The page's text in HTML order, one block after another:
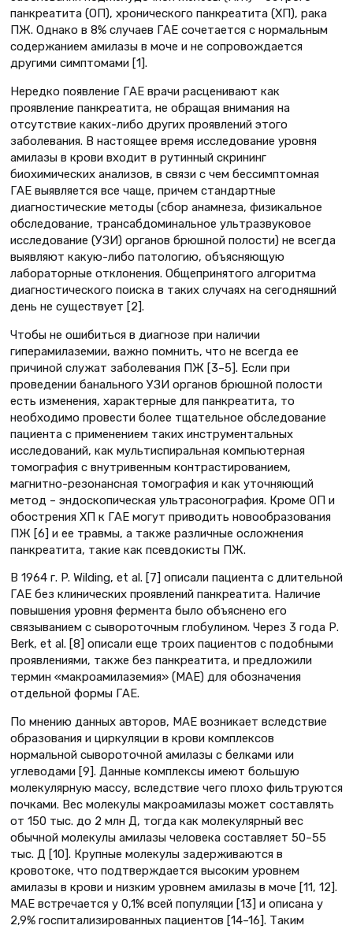
панкреатита (ОП), хронического панкреатита (ХП), рака
ПЖ. Однако в 8% случаев ГАЕ сочетается с нормальным
содержанием амилазы в моче и не сопровождается
другими симптомами [1].
Нередко появление ГАЕ врачи расценивают как
проявление панкреатита, не обращая внимания на
отсутствие каких-либо других проявлений этого
заболевания. В настоящее время исследование уровня
амилазы в крови входит в рутинный скрининг
биохимических анализов, в связи с чем бессимптомная
ГАЕ выявляется все чаще, причем стандартные
диагностические методы (сбор анамнеза, физикальное
обследование, трансабдоминальное ультразвуковое
исследование (УЗИ) органов брюшной полости) не всегда
выявляют какую-либо патологию, объясняющую
лабораторные отклонения. Общепринятого алгоритма
диагностического поиска в таких случаях на сегодняшний
день не существует [2].
Чтобы не ошибиться в диагнозе при наличии
гиперамилаземии, важно помнить, что не всегда ее
причиной служат заболевания ПЖ [3–5]. Если при
проведении банального УЗИ органов брюшной полости
есть изменения, характерные для панкреатита, то
необходимо провести более тщательное обследование
пациента с применением таких инструментальных
исследований, как мультиспиральная компьютерная
томография с внутривенным контрастированием,
магнитно-резонансная томография и как уточняющий
метод – эндоскопическая ультрасонография. Кроме ОП и
обострения ХП к ГАЕ могут приводить новообразования
ПЖ [6] и ее травмы, а также различные осложнения
панкреатита, такие как псевдокисты ПЖ.
В 1964 г. P. Wilding, et al. [7] описали пациента с длительной
ГАЕ без клинических проявлений панкреатита. Наличие
повышения уровня фермента было объяснено его
связыванием с сывороточным глобулином. Через 3 года Р.
Berk, et al. [8] описали еще троих пациентов с подобными
проявлениями, также без панкреатита, и предложили
термин «макроамилаземия» (МАЕ) для обозначения
отдельной формы ГАЕ.
По мнению данных авторов, МАЕ возникает вследствие
образования и циркуляции в крови комплексов
нормальной сывороточной амилазы с белками или
углеводами [9]. Данные комплексы имеют большую
молекулярную массу, вследствие чего плохо фильтруются
почками. Вес молекулы макроамилазы может составлять
от 150 тыс. до 2 млн Д, тогда как молекулярный вес
обычной молекулы амилазы человека составляет 50–55
тыс. Д [10]. Крупные молекулы задерживаются в
кровотоке, что подтверждается высоким уровнем
амилазы в крови и низким уровнем амилазы в моче [11, 12].
МАЕ встречается у 0,1% всей популяции [13] и описана у
2,9% госпитализированных пациентов [14–16]. Таким